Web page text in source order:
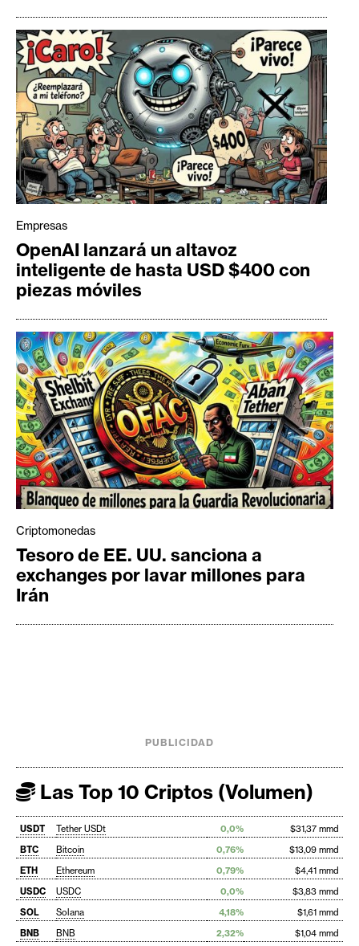
Empresas
OpenAI lanzará un altavoz
inteligente de hasta USD $400 con
piezas móviles
Criptomonedas
Tesoro de EE. UU. sanciona a
exchanges por lavar millones para
Irán
PUBLICIDAD
Las Top 10 Criptos (Volumen)
USDT Tether USDt 0,0%
$31,37 mmd
BTC
Bitcoin 0,76%
$13,09 mmd
ETH
Ethereum 0,79%
$4,41 mmd
USDC
USDC 0,0%
$3,83 mmd
SOL
Solana 4,18%
$1,61 mmd
BNB
BNB 2,32% $1,04 mmd